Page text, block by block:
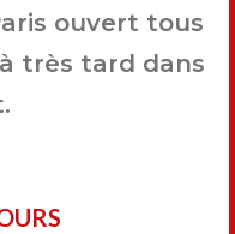
ouvert tous
très tard dans